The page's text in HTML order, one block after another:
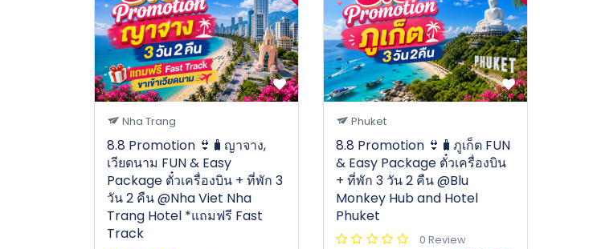
Nha Trang
8.8 Promotion 👙🧳ญาจาง,
เวียดนาม FUN & Easy
Package ตั๋วเครื่องบิน + ที่พัก 3
วัน 2 คืน @Nha Viet Nha
Trang Hotel *แถมฟรี Fast
Track
Phuket
8.8 Promotion 👙🧳ภูเก็ต FUN
& Easy Package ตั๋วเครื่องบิน
+ ที่พัก 3 วัน 2 คืน @Blu
Monkey Hub and Hotel
Phuket
0 Review